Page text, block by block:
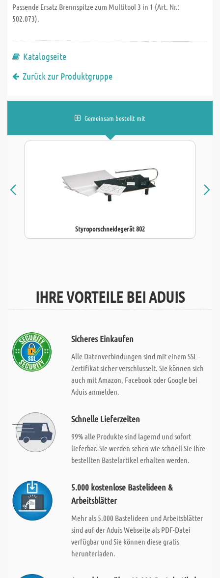
Passende Ersatz Brennspitze zum Multitool 3 in 1 (Art. Nr.:
502.073).
Katalogseite
Zurück zur Produktgruppe
Gemeinsam bestellt mit
Styroporschneidegerät 802
IHRE VORTEILE BEI ADUIS
Sicheres Einkaufen
Alle Datenverbindungen sind mit einem SSL -
Zertifikat sicher verschlusselt. Sie können sich
auch mit Amazon, Facebook oder Google bei
Aduis anmelden.
Schnelle Lieferzeiten
99% alle Produkte sind lagernd und sofort
lieferbar. Sie werden sehen wie schnell Sie Ihre
bestellten Bastelartikel erhalten werden.
5.000 kostenlose Bastelideen &
Arbeitsblätter
Mehr als 5.000 Bastelideen und Arbeitsblätter
sind auf der Aduis Webseite als PDF-Datei
verfügbar und Sie können diese gratis
herunterladen.